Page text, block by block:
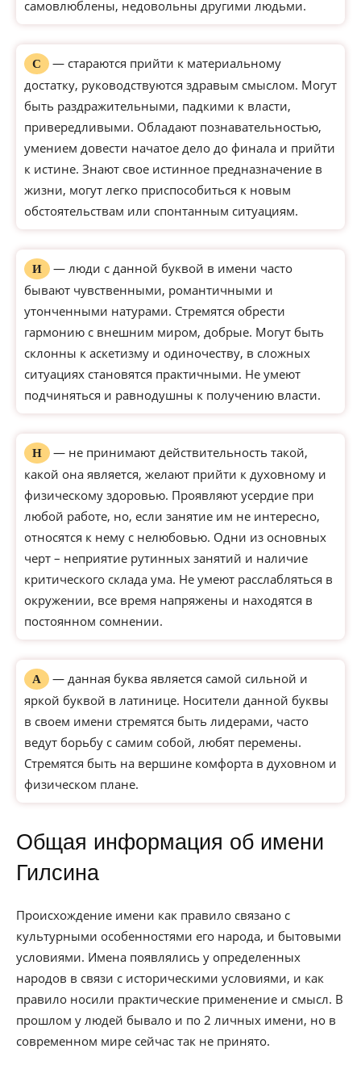
самовлюблены, недовольны другими людьми.
С
— стараются прийти к материальному
достатку, руководствуются здравым смыслом. Могут
быть раздражительными, падкими к власти,
привередливыми. Обладают познавательностью,
умением довести начатое дело до финала и прийти
к истине. Знают свое истинное предназначение в
жизни, могут легко приспособиться к новым
обстоятельствам или спонтанным ситуациям.
И
— люди с данной буквой в имени часто
бывают чувственными, романтичными и
утонченными натурами. Стремятся обрести
гармонию с внешним миром, добрые. Могут быть
склонны к аскетизму и одиночеству, в сложных
ситуациях становятся практичными. Не умеют
подчиняться и равнодушны к получению власти.
Н
— не принимают действительность такой,
какой она является, желают прийти к духовному и
физическому здоровью. Проявляют усердие при
любой работе, но, если занятие им не интересно,
относятся к нему с нелюбовью. Одни из основных
черт – неприятие рутинных занятий и наличие
критического склада ума. Не умеют расслабляться в
окружении, все время напряжены и находятся в
постоянном сомнении.
А
— данная буква является самой сильной и
яркой буквой в латинице. Носители данной буквы
в своем имени стремятся быть лидерами, часто
ведут борьбу с самим собой, любят перемены.
Стремятся быть на вершине комфорта в духовном и
физическом плане.
Общая информация об имени
Гилсина
Происхождение имени как правило связано с
культурными особенностями его народа, и бытовыми
условиями. Имена появлялись у определенных
народов в связи с историческими условиями, и как
правило носили практические применение и смысл. В
прошлом у людей бывало и по 2 личных имени, но в
современном мире сейчас так не принято.